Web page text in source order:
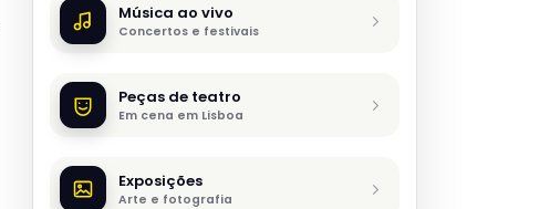
Música ao vivo
Concertos e festivais
Peças de teatro
Em cena em Lisboa
Exposições
Arte e fotografia